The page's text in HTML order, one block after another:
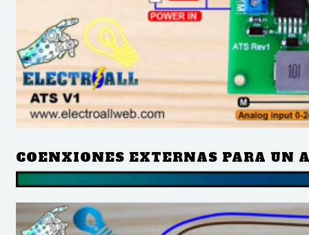
COENXIONES EXTERNAS PARA UN